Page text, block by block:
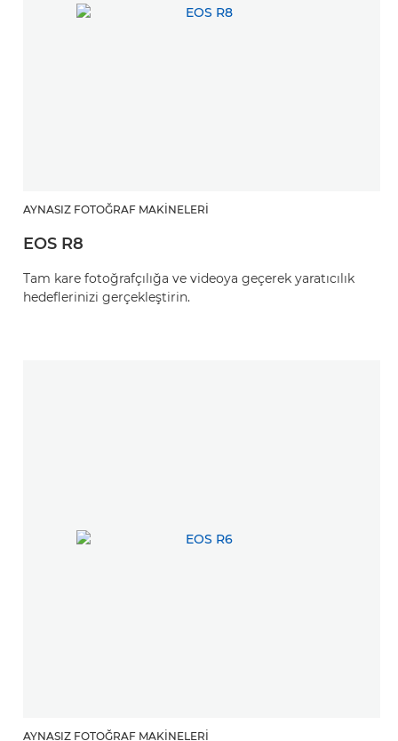
AYNASIZ FOTOĞRAF MAKINELERI
EOS R8
Tam kare fotoğrafçılığa ve videoya geçerek yaratıcılık
hedeflerinizi gerçekleştirin.
AYNASIZ FOTOĞRAF MAKINELERI